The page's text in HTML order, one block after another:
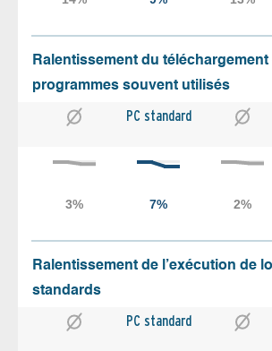
Ralentissement du téléchargement
programmes souvent utilisés
PC standard
Ralentissement de l’exécution de
standards
PC standard